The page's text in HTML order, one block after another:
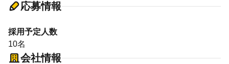
応募情報
採用予定人数
10名
会社情報